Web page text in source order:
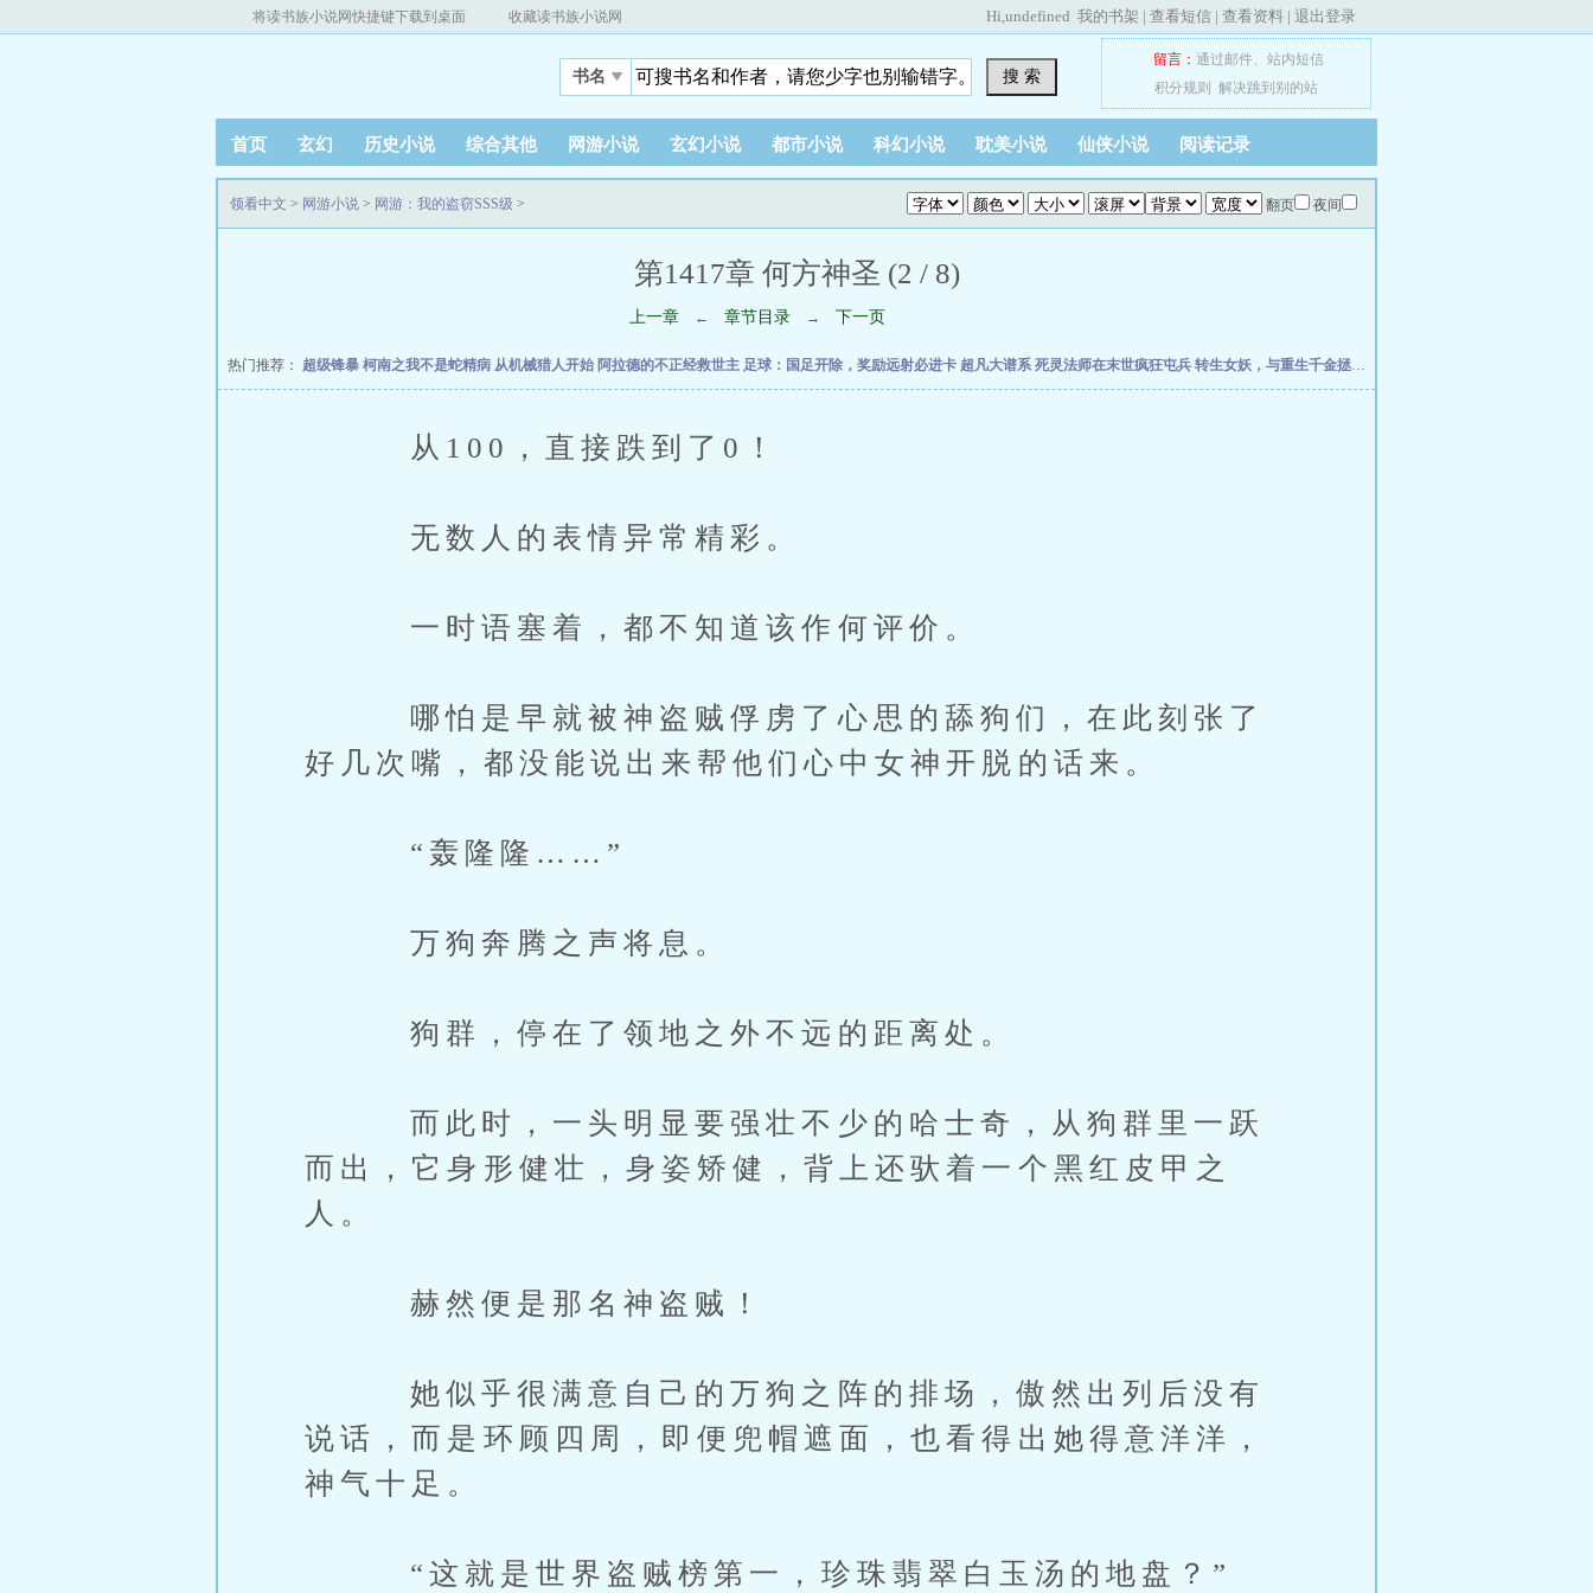
将读书族小说网快捷键下载到桌面 收藏读书族小说网 Hi,undefined 我的书架 | 查看短信 | 查看资料 | 退出登录
书名 搜 索
留言： 通过邮件、 站内短信
积分规则
解决跳到别的站
首页 玄幻 历史小说 综合其他 网游小说 玄幻小说 都市小说 科幻小说 耽美小说 仙侠小说 阅读记录
翻页 夜间
领看中文 > 网游小说 > 网游：我的盗窃SSS级 >
第1417章 何方神圣 (2 / 8)
上一章 ← 章节目录 → 下一页
热门推荐： 超级锋暴 柯南之我不是蛇精病 从机械猎人开始 阿拉德的不正经救世主 足球：国足开除，奖励远射必进卡 超凡大谱系 死灵法师在末世疯狂屯兵 转生女妖，与重生千金拯救世界
从100，直接跌到了0！
无数人的表情异常精彩。
一时语塞着，都不知道该作何评价。
哪怕是早就被神盗贼俘虏了心思的舔狗们，在此刻张了
好几次嘴，都没能说出来帮他们心中女神开脱的话来。
“轰隆隆……”
万狗奔腾之声将息。
狗群，停在了领地之外不远的距离处。
而此时，一头明显要强壮不少的哈士奇，从狗群里一跃
而出，它身形健壮，身姿矫健，背上还驮着一个黑红皮甲之
人。
赫然便是那名神盗贼！
她似乎很满意自己的万狗之阵的排场，傲然出列后没有
说话，而是环顾四周，即便兜帽遮面，也看得出她得意洋洋，
神气十足。
“这就是世界盗贼榜第一，珍珠翡翠白玉汤的地盘？”